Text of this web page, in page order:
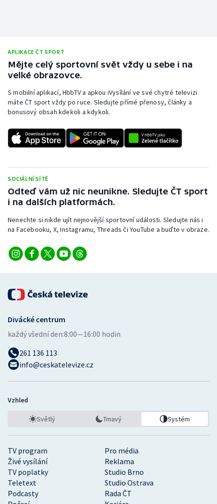
APLIKACE ČT SPORT
Mějte celý sportovní svět vždy u sebe i na
velké obrazovce.
S mobilní aplikací, HbbTV a apkou iVysílání ve své chytré televizi
máte ČT sport vždy po ruce. Sledujte přímé přenosy, články a
bonusový obsah kdekoli a kdykoli.
SOCIÁLNÍ SÍTĚ
Odteď vám už nic neunikne. Sledujte ČT sport
i na dalších platformách.
Nenechte si nikde ujít nejnovější sportovní události. Sledujte nás i
na Facebooku, X, Instagramu, Threads či YouTube a buďte v obraze.
TV program
Pro média
Živé vysílání
Reklama
TV poplatky
Studio Brno
Teletext
Studio Ostrava
Podcasty
Rada ČT
Divácké centrum
každý všední den:8:00—16:00 hodin
261 136 113
info@ceskatelevize.cz
Vzhled
Světlý Tmavý Systém